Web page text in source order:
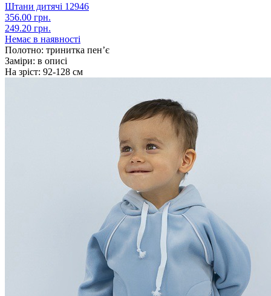
Штани дитячі 12946
356.00 грн.
249.20 грн.
Немає в наявності
Полотно: тринитка пен’є
Заміри: в описі
На зріст: 92-128 см